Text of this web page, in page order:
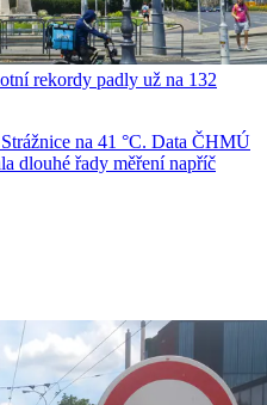
rekordy padly už na 132
na 41 °C. Data ČHMÚ
dlouhé řady měření napříč